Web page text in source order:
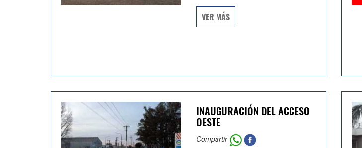
VER MÁS
INAUGURACIÓN DEL ACCESO
OESTE
Compartir